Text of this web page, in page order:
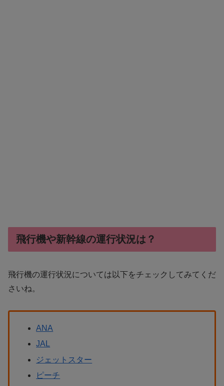
飛行機や新幹線の運行状況は？
飛行機の運行状況については以下をチェックしてみてくだ
さいね。
ANA
JAL
ジェットスター
ピーチ